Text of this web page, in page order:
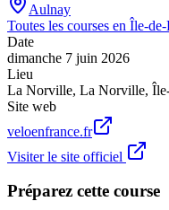
Aulnay
Toutes les courses en Île-de-
Date
dimanche 7 juin 2026
Lieu
La Norville, La Norville,
Site web
veloenfrance.fr
Visiter le site officiel
Préparez cette course